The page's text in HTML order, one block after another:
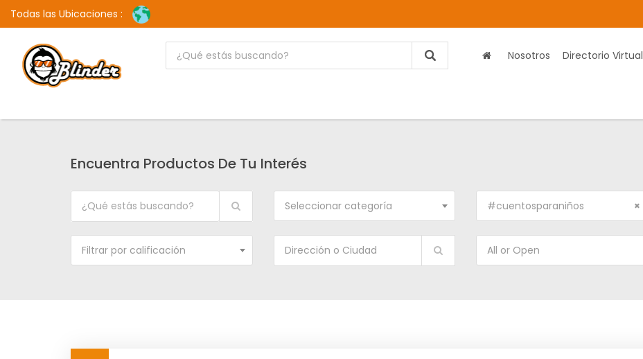
Todas las Ubicaciones :
Nosotros Directorio Virtual
Encuentra Productos De Tu Interés
Seleccionar categoría ×
#cuentosparaniños
Filtrar por calificación All or Open